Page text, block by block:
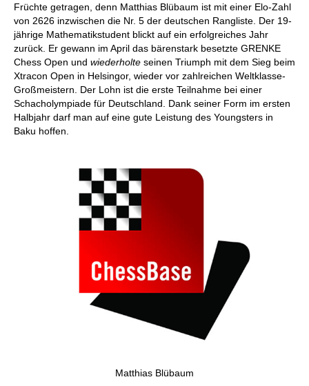
Früchte getragen, denn Matthias Blübaum ist mit einer Elo-Zahl
von 2626 inzwischen die Nr. 5 der deutschen Rangliste. Der 19-
jährige Mathematikstudent blickt auf ein erfolgreiches Jahr
zurück. Er gewann im April das bärenstark besetzte GRENKE
Chess Open und wiederholte seinen Triumph mit dem Sieg beim
Xtracon Open in Helsingor, wieder vor zahlreichen Weltklasse-
Großmeistern. Der Lohn ist die erste Teilnahme bei einer
Schacholympiade für Deutschland. Dank seiner Form im ersten
Halbjahr darf man auf eine gute Leistung des Youngsters in
Baku hoffen.
Matthias Blübaum